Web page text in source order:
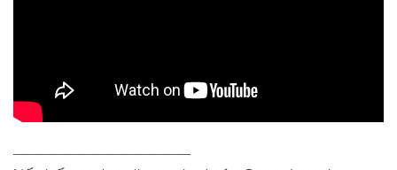
————————————–